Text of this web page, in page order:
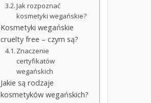
Jak rozpoznać
kosmetyki wegańskie?
Kosmetyki wegańskie
cruelty free – czym są?
Znaczenie
certyfikatów
wegańskich
Jakie są rodzaje
kosmetyków wegańskich?